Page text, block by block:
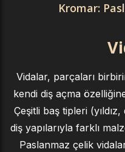
Kromar:
Vidalar, parçaları
kendi diş açma
Çeşitli baş tipleri
diş yapılarıyla farklı
Paslanmaz çelik